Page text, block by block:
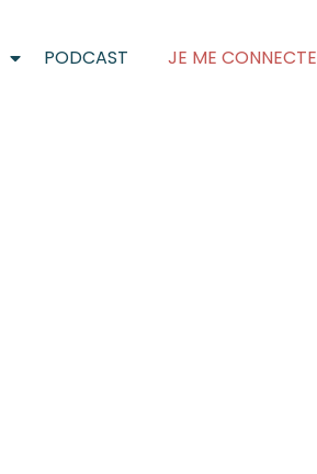
PODCAST JE ME CONNECTE